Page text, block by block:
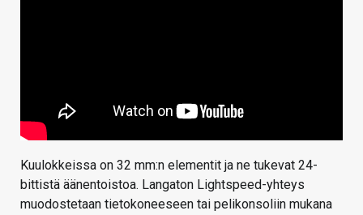
Kuulokkeissa on 32 mm:n elementit ja ne tukevat 24-
bittistä äänentoistoa. Langaton Lightspeed-yhteys
muodostetaan tietokoneeseen tai pelikonsoliin mukana